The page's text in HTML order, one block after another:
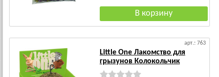
арт.: 763
Little One Лакомство для
грызунов Колокольчик